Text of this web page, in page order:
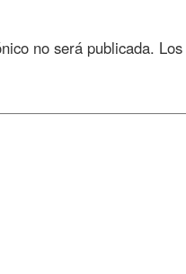
no será publicada.